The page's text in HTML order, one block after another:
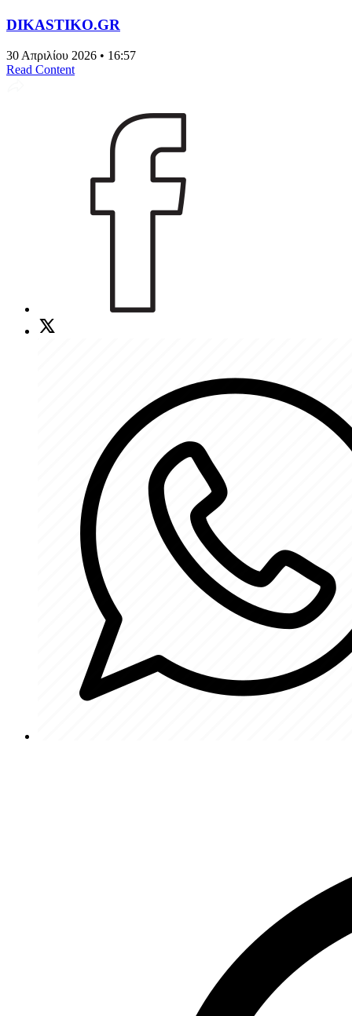
DIKASTIKO.GR
30 Απριλίου 2026 • 16:57
Read Content